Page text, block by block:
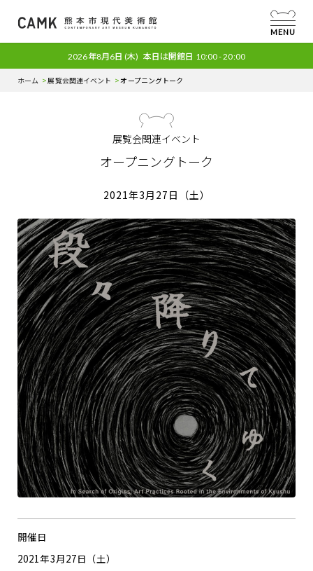
MENU
2026年8月6日 (木) 本日は開館日 10:00 - 20:00
ホーム 展覧会関連イベント オープニングトーク
展覧会関連イベント
オープニングトーク
2021年3月27日（土）
開催日
2021年3月27日（土）